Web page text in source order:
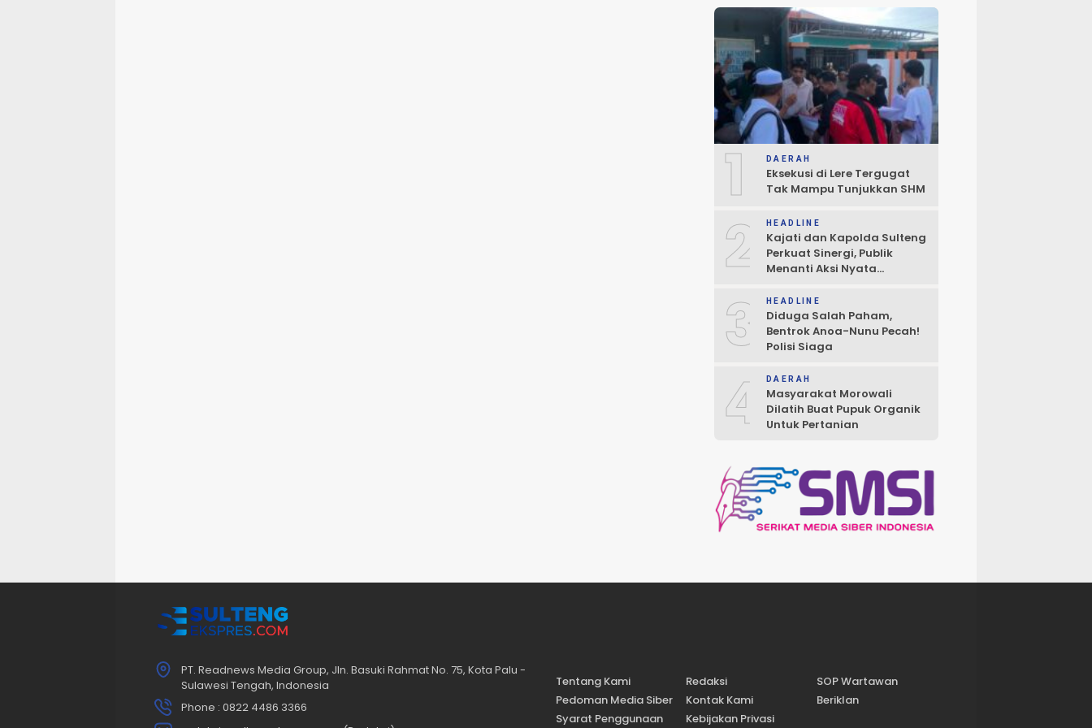
1 DAERAH
Eksekusi di Lere Tergugat
Tak Mampu Tunjukkan SHM
2 HEADLINE
Kajati dan Kapolda Sulteng
Perkuat Sinergi, Publik
Menanti Aksi Nyata
3 HEADLINE
Diduga Salah Paham,
Bentrok Anoa-Nunu Pecah!
Polisi Siaga
4 DAERAH
Masyarakat Morowali
Dilatih Buat Pupuk Organik
Untuk Pertanian
PT. Readnews Media Group, Jln. Basuki Rahmat No. 75, Kota Palu -
Sulawesi Tengah, Indonesia
Phone : 0822 4486 3366
Tentang Kami Redaksi
SOP Wartawan
Pedoman Media Siber
Kontak Kami
Beriklan
Syarat Penggunaan
Kebijakan Privasi